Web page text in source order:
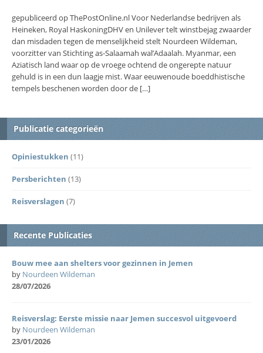
gepubliceerd op ThePostOnline.nl Voor Nederlandse bedrijven als
Heineken, Royal HaskoningDHV en Unilever telt winstbejag zwaarder
dan misdaden tegen de menselijkheid stelt Nourdeen Wildeman,
voorzitter van Stichting as-Salaamah wal’Adaalah. Myanmar, een
Aziatisch land waar op de vroege ochtend de ongerepte natuur
gehuld is in een dun laagje mist. Waar eeuwenoude boeddhistische
tempels beschenen worden door de […]
Publicatie categorieën
Opiniestukken (11)
Persberichten (13)
Reisverslagen (7)
Recente Publicaties
Bouw mee aan shelters voor gezinnen in Jemen
by Nourdeen Wildeman
28/07/2026
Reisverslag: Eerste missie naar Jemen succesvol uitgevoerd
by Nourdeen Wildeman
23/01/2026